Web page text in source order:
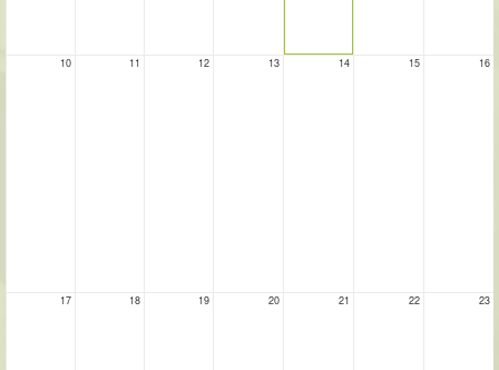
10 11 12 13 14 15 16
17 18 19 20 21 22 23